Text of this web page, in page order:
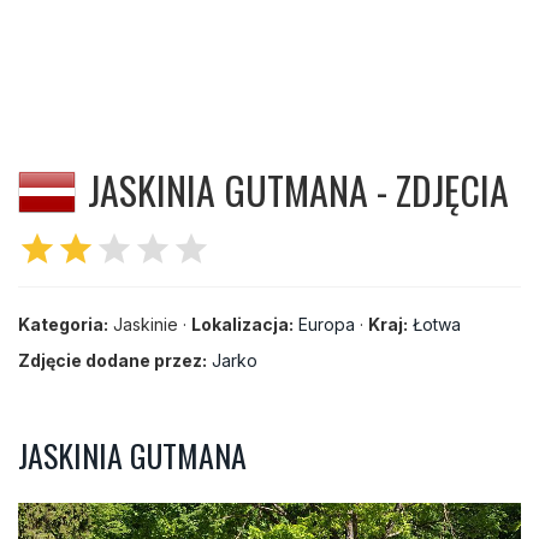
JASKINIA GUTMANA - ZDJĘCIA
starstar star star star
Kategoria: Jaskinie · Lokalizacja: Europa · Kraj: Łotwa
Zdjęcie dodane przez: Jarko
JASKINIA GUTMANA